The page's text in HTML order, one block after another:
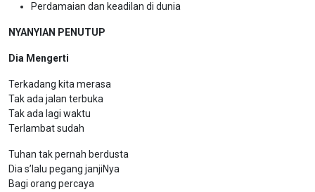
Perdamaian dan keadilan di dunia
NYANYIAN PENUTUP
Dia Mengerti
Terkadang kita merasa
Tak ada jalan terbuka
Tak ada lagi waktu
Terlambat sudah
Tuhan tak pernah berdusta
Dia s’lalu pegang janjiNya
Bagi orang percaya